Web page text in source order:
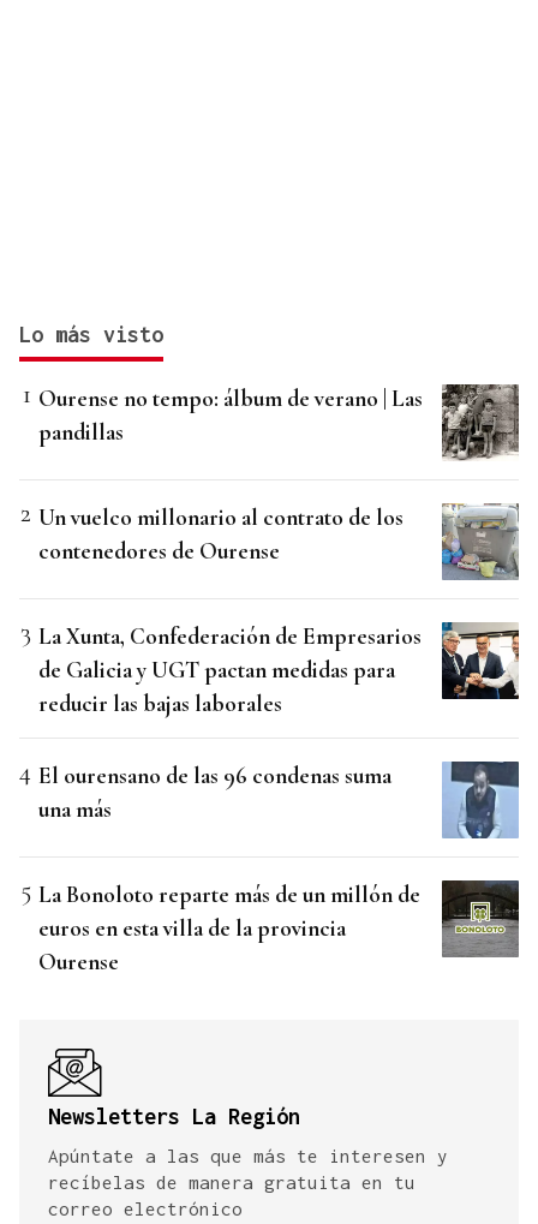
Lo más visto
Ourense no tempo: álbum de verano | Las
pandillas
Un vuelco millonario al contrato de los
contenedores de Ourense
La Xunta, Confederación de Empresarios
de Galicia y UGT pactan medidas para
reducir las bajas laborales
El ourensano de las 96 condenas suma
una más
La Bonoloto reparte más de un millón de
euros en esta villa de la provincia
Ourense
Newsletters La Región
Apúntate a las que más te interesen y
recíbelas de manera gratuita en tu
correo electrónico